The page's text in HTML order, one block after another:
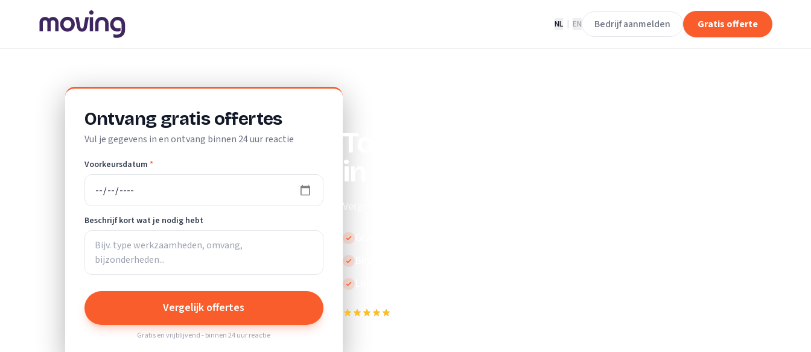
NL EN Bedrijf aanmelden Gratis offerte
Ontvang gratis offertes
Vul je gegevens in en ontvang binnen 24 uur reactie
Voorkeursdatum *
Beschrijf kort wat je nodig hebt
Vergelijk offertes
Gratis en vrijblijvend - binnen 24 uur reactie
Top 10 beste verhuisbedrijven
in Leeuwarden
Vergelijk de beste verhuisbedrijven in Leeuwarden.
Gratis en vrijblijvend
Binnen 24 uur reactie
Lokale vakmensen